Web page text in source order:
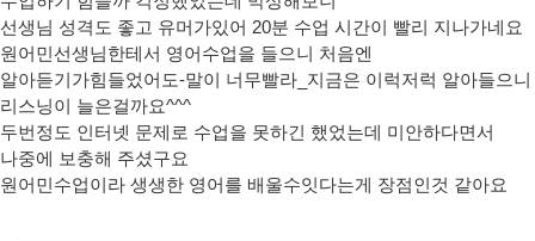
선생님 성격도 좋고 유머가있어 20분 수업 시간이 빨리 지나가네요
원어민선생님한테서 영어수업을 들으니 처음엔
알아듣기가힘들었어도-말이 너무빨라_지금은 이럭저럭 알아들으니
리스닝이 늘은걸까요^^^
두번정도 인터넷 문제로 수업을 못하긴 했었는데 미안하다면서
나중에 보충해 주셨구요
원어민수업이라 생생한 영어를 배울수잇다는게 장점인것 같아요